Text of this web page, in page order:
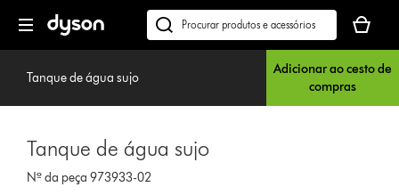
seguinte
Pesquisar
em
seu
cesto
de
compras
está
Tanque de água sujo
Adicionar ao cesto de
compras
Tanque de água sujo
Nº da peça 973933-02